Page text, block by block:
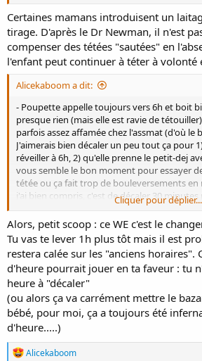
Certaines mamans introduisent un
tirage. D'après le Dr Newman, il n'est
compenser des tétées "sautées" en
l'enfant peut continuer à téter à volonté
Alicekaboom a dit:
- Poupette appelle toujours vers 6h et boit
presque rien (mais elle est ravie de
parfois assez affamée chez l'assmat (d'où le
J'aimerais bien décaler un peu tout ça pour
réveiller à 6h, 2) qu'elle prenne le petit-dej
vous semble le bon moment pour essayer
tétée ou ça fait trop de bouleversements en
j'ai bien compris, c'est de décaler 30
ce qu'elle appelle plutôt vers 7h30/8h ?
Cliquer pour déplier...
Alors, petit scoop : ce WE c'est le
Tu vas te lever 1h plus tôt mais il est
restera calée sur les "anciens horaires".
d'heure pourrait jouer en ta faveur : tu
heure à "décaler"
(ou alors ça va carrément mettre le
bébé, pour moi, ça a toujours été
d'heure.....)
R
Alicekaboom